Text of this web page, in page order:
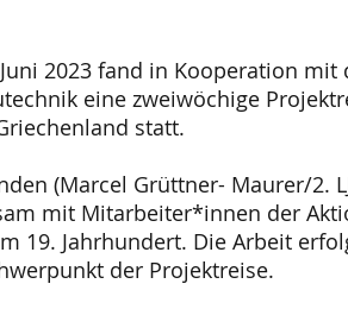
2023 fand in Kooperation
eine zweiwöchige
statt.
(Marcel Grüttner- Maurer/2.
mit Mitarbeiter*innen der
19. Jahrhundert. Die Arbeit
der Projektreise.